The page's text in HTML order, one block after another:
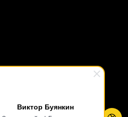
Виктор Буянкин